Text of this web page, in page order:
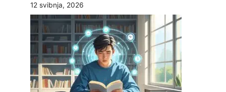
12 svibnja, 2026